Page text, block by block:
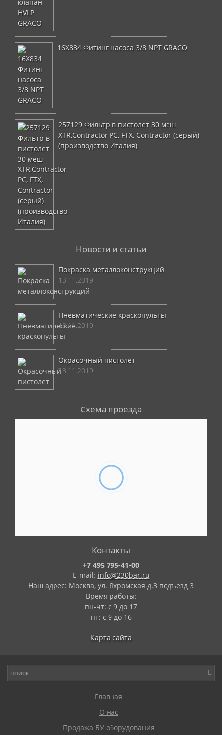
16X834 Фитинг насоса 3/8 NPT GRACO
257129 Фильтр в пистолет 30 меш
XTR,Contractor PC, FTX, Contractor (серый)
(производство Италия)
Новости и статьи
Покраска металлоконструкций
13.11.2019
Пневматические краскопульты
13.11.2019
Окрасочный пистолет
13.11.2019
Схема проезда
Контакты
+7 495 795-41-00
E-mail: info@230bar.ru
Наш адрес: Москва, ул. Яхромская д.3 подъезд 3
Время работы:
пн-чт: с 9 до 17
пт: с 9 до 16
Карта сайта
Главная
О нас
Продажа БУ оборудования